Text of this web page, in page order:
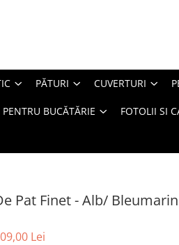
PĂTURI CUVERTURI
PENTRU BUCĂTĂRIE FOTOLII SI
Pat Finet - Alb/ Bleumarin
Lei